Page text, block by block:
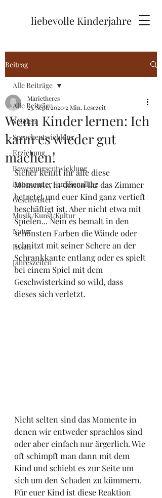
liebevolle Kinderjahre
Beitrag
Alle Beiträge
Spielen
Sprachentwichlung
Erziehung
Bewegungsentwicklung
Entspannter Familienalltag
Geschwister
Musik/Kunst/Kultur
Natur
Essen
Jahreszeiten
Alle Beiträge
Wenn Kinder lernen: Ich
kann es wieder gut
machen!
Marietheres
23. Sept. 2020 2 Min. Lesezeit
Sicher kennt ihr alle diese
Momente, in denen ihr das Zimmer
betretet und euer Kind ganz vertieft
beschäftigt ist. Aber nicht etwa mit
Spielen... Nein es bemalt in den
schönsten Farben die Wände oder
schnitzt mit seiner Schere an der
Schrankkante entlang oder es spielt
bei einem Spiel mit dem
Geschwisterkind so wild, dass
dieses sich verletzt.
Nicht selten sind das Momente in
denen wir entweder sprachlos sind
oder aber einfach nur ärgerlich. Wie
oft schimpft man dann mit dem
Kind und schiebt es zur Seite um
sich um den Schaden zu kümmern.
Für euer Kind ist diese Reaktion